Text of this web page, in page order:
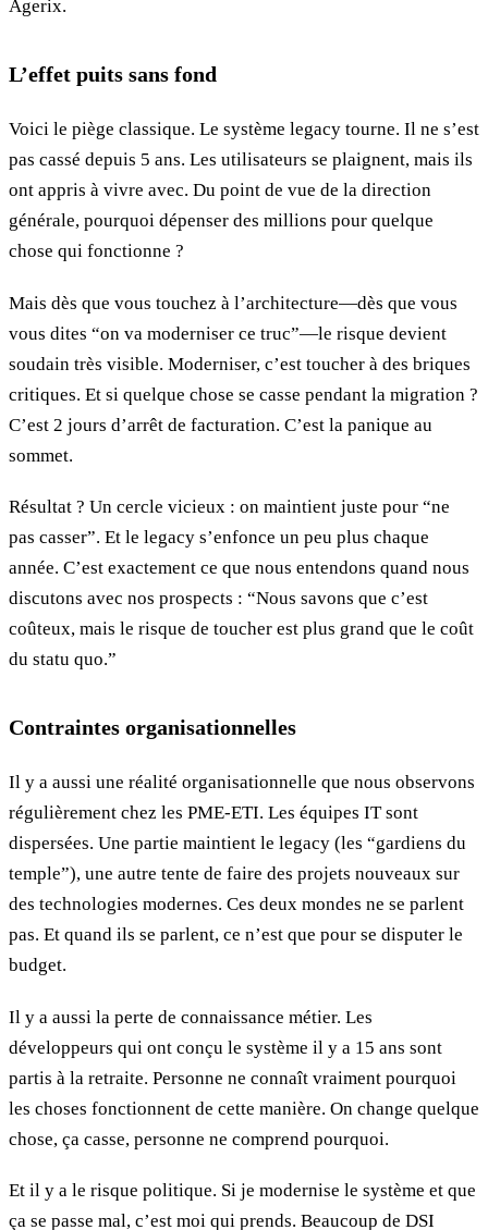
Agerix.
L’effet puits sans fond
Voici le piège classique. Le système legacy tourne. Il ne s’est
pas cassé depuis 5 ans. Les utilisateurs se plaignent, mais ils
ont appris à vivre avec. Du point de vue de la direction
générale, pourquoi dépenser des millions pour quelque
chose qui fonctionne ?
Mais dès que vous touchez à l’architecture—dès que vous
vous dites “on va moderniser ce truc”—le risque devient
soudain très visible. Moderniser, c’est toucher à des briques
critiques. Et si quelque chose se casse pendant la migration ?
C’est 2 jours d’arrêt de facturation. C’est la panique au
sommet.
Résultat ? Un cercle vicieux : on maintient juste pour “ne
pas casser”. Et le legacy s’enfonce un peu plus chaque
année. C’est exactement ce que nous entendons quand nous
discutons avec nos prospects : “Nous savons que c’est
coûteux, mais le risque de toucher est plus grand que le coût
du statu quo.”
Contraintes organisationnelles
Il y a aussi une réalité organisationnelle que nous observons
régulièrement chez les PME-ETI. Les équipes IT sont
dispersées. Une partie maintient le legacy (les “gardiens du
temple”), une autre tente de faire des projets nouveaux sur
des technologies modernes. Ces deux mondes ne se parlent
pas. Et quand ils se parlent, ce n’est que pour se disputer le
budget.
Il y a aussi la perte de connaissance métier. Les
développeurs qui ont conçu le système il y a 15 ans sont
partis à la retraite. Personne ne connaît vraiment pourquoi
les choses fonctionnent de cette manière. On change quelque
chose, ça casse, personne ne comprend pourquoi.
Et il y a le risque politique. Si je modernise le système et que
ça se passe mal, c’est moi qui prends. Beaucoup de DSI